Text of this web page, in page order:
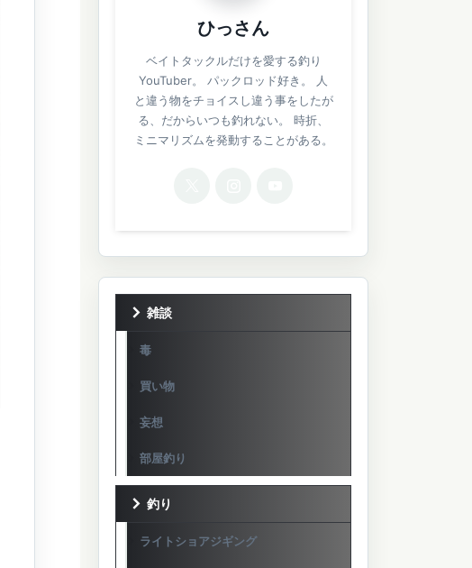
ひっさん
ベイトタックルだけを愛する釣り
YouTuber。 パックロッド好き。 人
と違う物をチョイスし違う事をしたが
る、だからいつも釣れない。 時折、
ミニマリズムを発動することがある。
雑談
毒
買い物
妄想
部屋釣り
釣り
ライトショアジギング